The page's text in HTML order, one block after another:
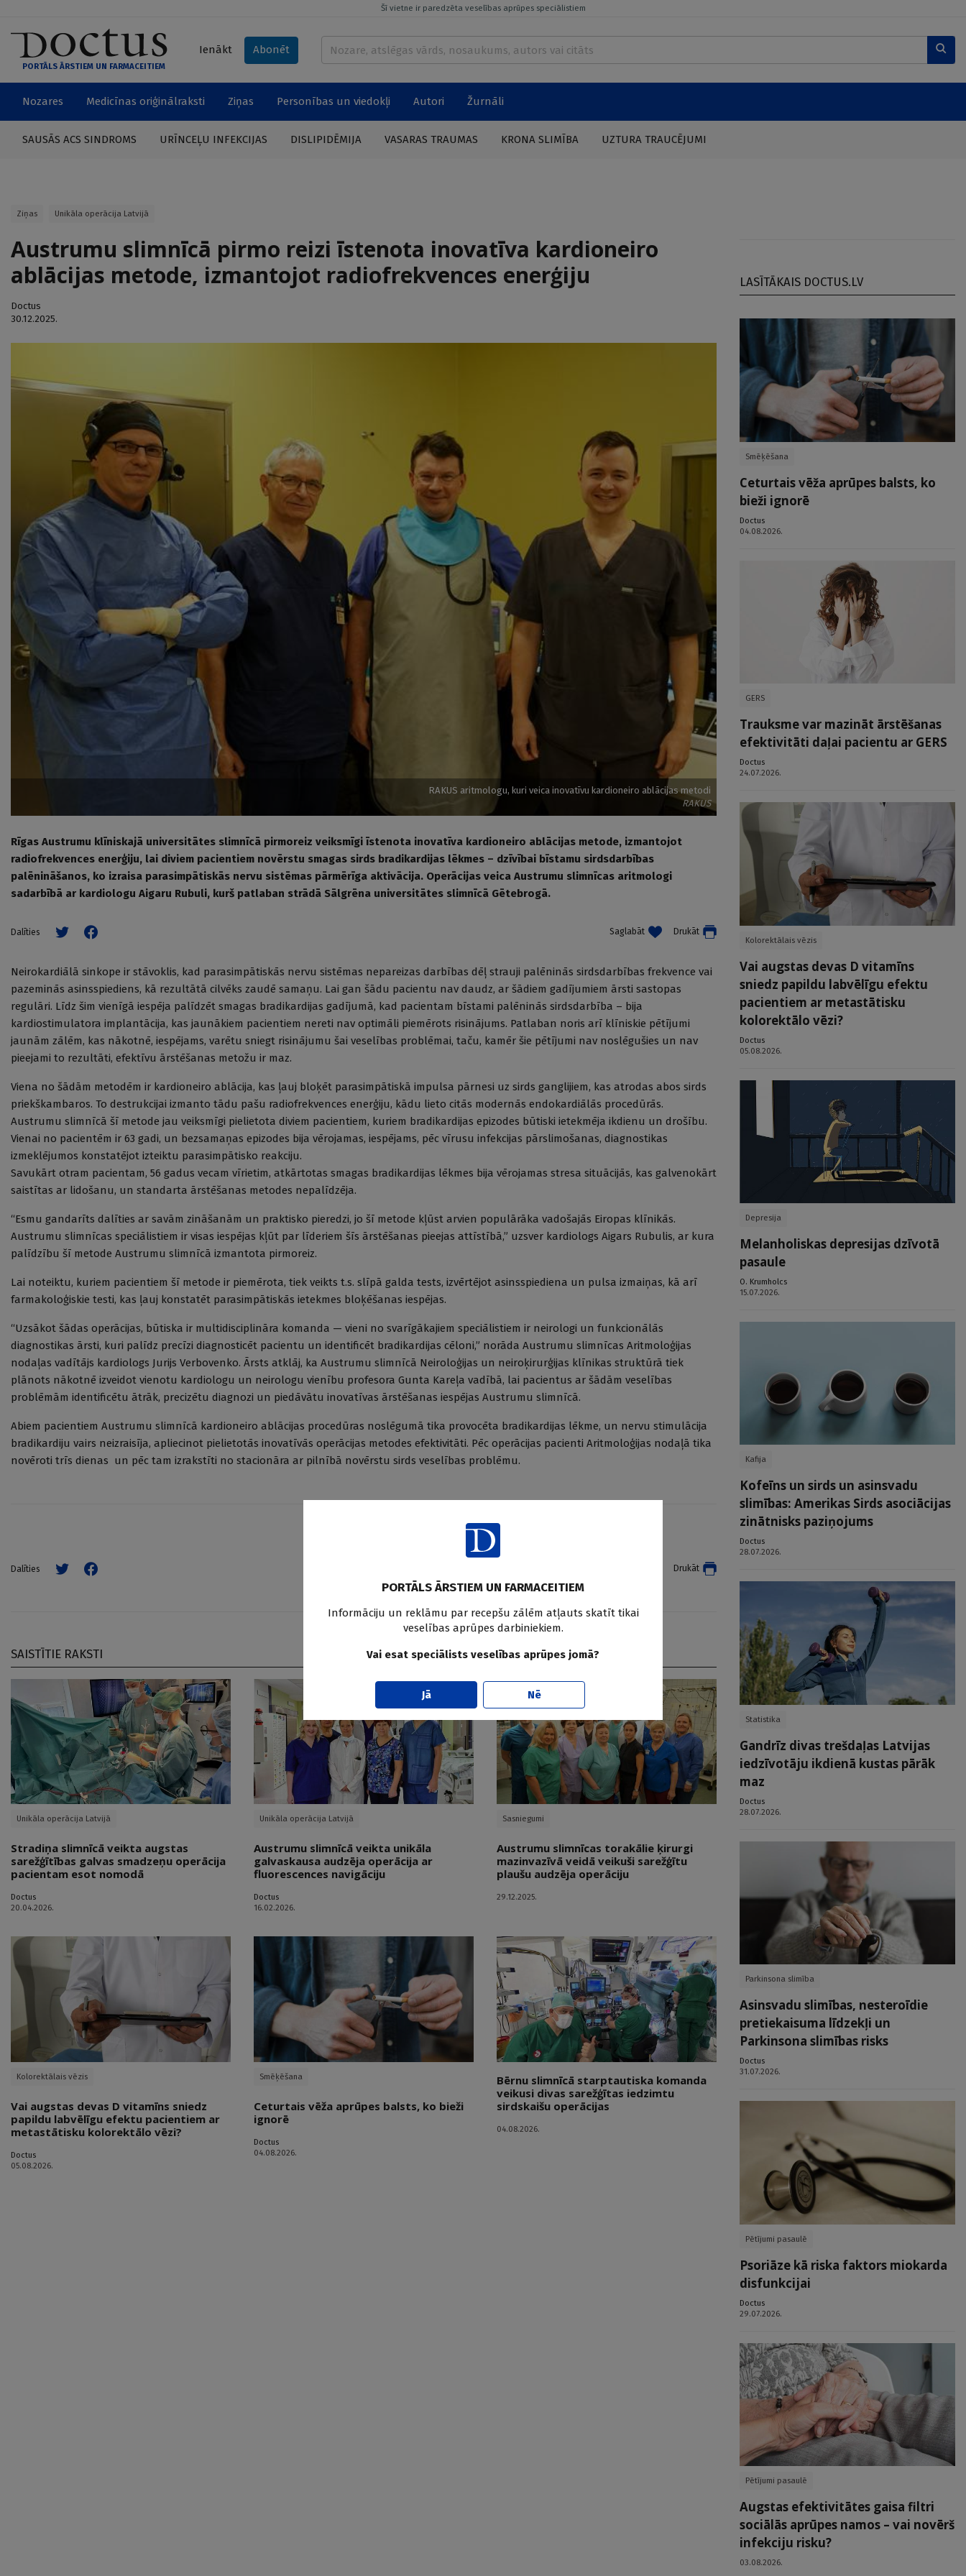
Šī vietne ir paredzēta veselības aprūpes speciālistiem
PORTĀLS ĀRSTIEM UN FARMACEITIEM
Ienākt Abonēt
Nozares Medicīnas oriģinālraksti Ziņas Personības un viedokļi Autori Žurnāli
SAUSĀS ACS SINDROMS URĪNCEĻU INFEKCIJAS DISLIPIDĒMIJA VASARAS TRAUMAS KRONA SLIMĪBA UZTURA TRAUCĒJUMI
Ziņas Unikāla operācija Latvijā
Austrumu slimnīcā pirmo reizi īstenota inovatīva kardioneiro
ablācijas metode, izmantojot radiofrekvences enerģiju
Doctus
30.12.2025.
RAKUS aritmologu, kuri veica inovatīvu kardioneiro ablācijas metodi
RAKUS
Rīgas Austrumu klīniskajā universitātes slimnīcā pirmoreiz veiksmīgi īstenota inovatīva kardioneiro ablācijas metode, izmantojot
radiofrekvences enerģiju, lai diviem pacientiem novērstu smagas sirds bradikardijas lēkmes – dzīvībai bīstamu sirdsdarbības
palēnināšanos, ko izraisa parasimpātiskās nervu sistēmas pārmērīga aktivācija. Operācijas veica Austrumu slimnīcas aritmologi
sadarbībā ar kardiologu Aigaru Rubuli, kurš patlaban strādā Sālgrēna universitātes slimnīcā Gētebrogā.
Dalīties Saglabāt Drukāt
Neirokardiālā sinkope ir stāvoklis, kad parasimpātiskās nervu sistēmas nepareizas darbības dēļ strauji palēninās sirdsdarbības frekvence vai
pazeminās asinsspiediens, kā rezultātā cilvēks zaudē samaņu. Lai gan šādu pacientu nav daudz, ar šādiem gadījumiem ārsti sastopas
regulāri. Līdz šim vienīgā iespēja palīdzēt smagas bradikardijas gadījumā, kad pacientam bīstami palēninās sirdsdarbība – bija
kardiostimulatora implantācija, kas jaunākiem pacientiem nereti nav optimāli piemērots risinājums. Patlaban noris arī klīniskie pētījumi
jaunām zālēm, kas nākotnē, iespējams, varētu sniegt risinājumu šai veselības problēmai, taču, kamēr šie pētījumi nav noslēgušies un nav
pieejami to rezultāti, efektīvu ārstēšanas metožu ir maz.
Viena no šādām metodēm ir kardioneiro ablācija, kas ļauj bloķēt parasimpātiskā impulsa pārnesi uz sirds ganglijiem, kas atrodas abos sirds
priekškambaros. To destrukcijai izmanto tādu pašu radiofrekvences enerģiju, kādu lieto citās modernās endokardiālās procedūrās.
Austrumu slimnīcā šī metode jau veiksmīgi pielietota diviem pacientiem, kuriem bradikardijas epizodes būtiski ietekmēja ikdienu un drošību.
Vienai no pacientēm ir 63 gadi, un bezsamaņas epizodes bija vērojamas, iespējams, pēc vīrusu infekcijas pārslimošanas, diagnostikas
izmeklējumos konstatējot izteiktu parasimpātisko reakciju.
Savukārt otram pacientam, 56 gadus vecam vīrietim, atkārtotas smagas bradikardijas lēkmes bija vērojamas stresa situācijās, kas galvenokārt
saistītas ar lidošanu, un standarta ārstēšanas metodes nepalīdzēja.
“Esmu gandarīts dalīties ar savām zināšanām un praktisko pieredzi, jo šī metode kļūst arvien populārāka vadošajās Eiropas klīnikās.
Austrumu slimnīcas speciālistiem ir visas iespējas kļūt par līderiem šīs ārstēšanas pieejas attīstībā,” uzsver kardiologs Aigars Rubulis, ar kura
palīdzību šī metode Austrumu slimnīcā izmantota pirmoreiz.
Lai noteiktu, kuriem pacientiem šī metode ir piemērota, tiek veikts t.s. slīpā galda tests, izvērtējot asinsspiediena un pulsa izmaiņas, kā arī
farmakoloģiskie testi, kas ļauj konstatēt parasimpātiskās ietekmes bloķēšanas iespējas.
“Uzsākot šādas operācijas, būtiska ir multidisciplināra komanda — vieni no svarīgākajiem speciālistiem ir neirologi un funkcionālās
diagnostikas ārsti, kuri palīdz precīzi diagnosticēt pacientu un identificēt bradikardijas cēloni,” norāda Austrumu slimnīcas Aritmoloģijas
nodaļas vadītājs kardiologs Jurijs Verbovenko. Ārsts atklāj, ka Austrumu slimnīcā Neiroloģijas un neiroķirurģijas klīnikas struktūrā tiek
plānots nākotnē izveidot vienotu kardiologu un neirologu vienību profesora Gunta Kareļa vadībā, lai pacientus ar šādām veselības
problēmām identificētu ātrāk, precizētu diagnozi un piedāvātu inovatīvas ārstēšanas iespējas Austrumu slimnīcā.
Abiem pacientiem Austrumu slimnīcā kardioneiro ablācijas procedūras noslēgumā tika provocēta bradikardijas lēkme, un nervu stimulācija
bradikardiju vairs neizraisīja, apliecinot pielietotās inovatīvās operācijas metodes efektivitāti. Pēc operācijas pacienti Aritmoloģijas nodaļā tika
novēroti trīs dienas un pēc tam izrakstīti no stacionāra ar pilnībā novērstu sirds veselības problēmu.
Dalīties Drukāt
SAISTĪTIE RAKSTI
Unikāla operācija Latvijā
Stradiņa slimnīcā veikta augstas
sarežģītības galvas smadzeņu operācija
pacientam esot nomodā
Doctus
20.04.2026.
Unikāla operācija Latvijā
Austrumu slimnīcā veikta unikāla
galvaskausa audzēja operācija ar
fluorescences navigāciju
Doctus
16.02.2026.
Sasniegumi
Austrumu slimnīcas torakālie ķirurgi
mazinvazīvā veidā veikuši sarežģītu
plaušu audzēja operāciju
29.12.2025.
Kolorektālais vēzis
Vai augstas devas D vitamīns sniedz
papildu labvēlīgu efektu pacientiem ar
metastātisku kolorektālo vēzi?
Doctus
05.08.2026.
Smēķēšana
Ceturtais vēža aprūpes balsts, ko bieži
ignorē
Doctus
04.08.2026.
Bērnu slimnīcā starptautiska komanda
veikusi divas sarežģītas iedzimtu
sirdskaišu operācijas
04.08.2026.
LASĪTĀKAIS DOCTUS.LV
Smēķēšana
Ceturtais vēža aprūpes balsts, ko
bieži ignorē
Doctus
04.08.2026.
GERS
Trauksme var mazināt ārstēšanas
efektivitāti daļai pacientu ar GERS
Doctus
24.07.2026.
Kolorektālais vēzis
Vai augstas devas D vitamīns
sniedz papildu labvēlīgu efektu
pacientiem ar metastātisku
kolorektālo vēzi?
Doctus
05.08.2026.
Depresija
Melanholiskas depresijas dzīvotā
pasaule
O. Krumholcs
15.07.2026.
Kafija
Kofeīns un sirds un asinsvadu
slimības: Amerikas Sirds asociācijas
zinātnisks paziņojums
Doctus
28.07.2026.
Statistika
Gandrīz divas trešdaļas Latvijas
iedzīvotāju ikdienā kustas pārāk
maz
Doctus
28.07.2026.
Parkinsona slimība
Asinsvadu slimības, nesteroīdie
pretiekaisuma līdzekļi un
Parkinsona slimības risks
Doctus
31.07.2026.
Pētījumi pasaulē
Psoriāze kā riska faktors miokarda
disfunkcijai
Doctus
29.07.2026.
Pētījumi pasaulē
Augstas efektivitātes gaisa filtri
sociālās aprūpes namos – vai novērš
infekciju risku?
03.08.2026.
PORTĀLS ĀRSTIEM UN FARMACEITIEM
Informāciju un reklāmu par recepšu zālēm atļauts skatīt tikai
veselības aprūpes darbiniekiem.
Vai esat speciālists veselības aprūpes jomā?
Jā Nē